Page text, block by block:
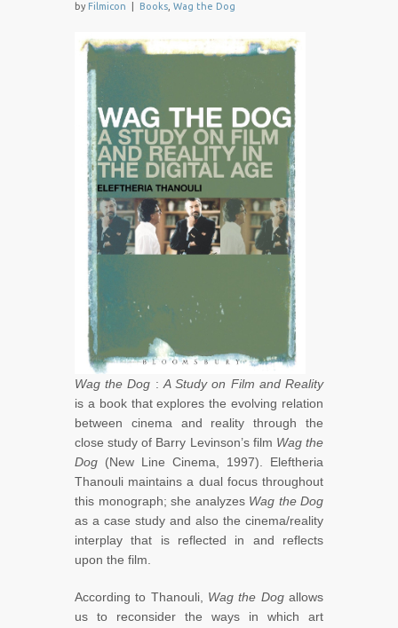
by Filmicon Books Wag the Dog
Wag the Dog : A Study on Film and Reality
is a book that explores the evolving relation
between cinema and reality through the
close study of Barry Levinson’s film Wag the
Dog (New Line Cinema, 1997). Eleftheria
Thanouli maintains a dual focus throughout
this monograph; she analyzes Wag the Dog
as a case study and also the cinema/reality
interplay that is reflected in and reflects
upon the film.
According to Thanouli, Wag the Dogallows
us to reconsider the ways in which art